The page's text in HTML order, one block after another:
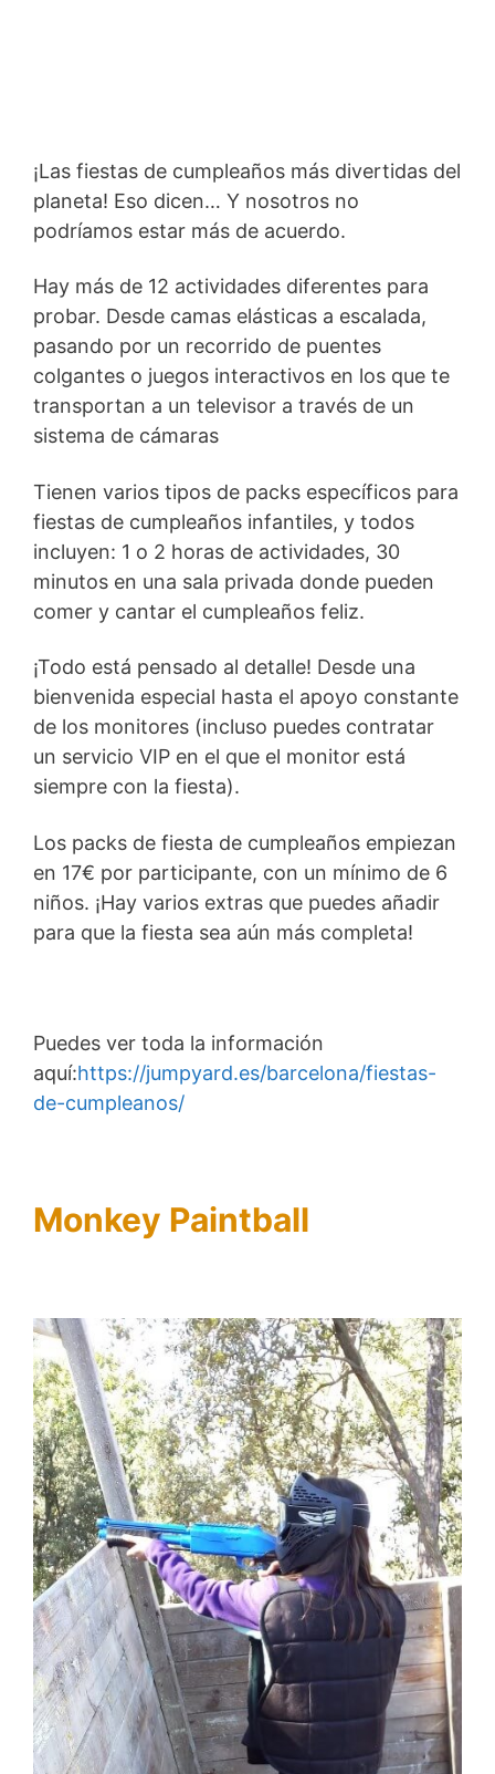
¡Las fiestas de cumpleaños más divertidas del
planeta! Eso dicen… Y nosotros no
podríamos estar más de acuerdo.
Hay más de 12 actividades diferentes para
probar. Desde camas elásticas a escalada,
pasando por un recorrido de puentes
colgantes o juegos interactivos en los que te
transportan a un televisor a través de un
sistema de cámaras
Tienen varios tipos de packs específicos para
fiestas de cumpleaños infantiles, y todos
incluyen: 1 o 2 horas de actividades, 30
minutos en una sala privada donde pueden
comer y cantar el cumpleaños feliz.
¡Todo está pensado al detalle! Desde una
bienvenida especial hasta el apoyo constante
de los monitores (incluso puedes contratar
un servicio VIP en el que el monitor está
siempre con la fiesta).
Los packs de fiesta de cumpleaños empiezan
en 17€ por participante, con un mínimo de 6
niños. ¡Hay varios extras que puedes añadir
para que la fiesta sea aún más completa!
Puedes ver toda la información
aquí:https://jumpyard.es/barcelona/fiestas-
de-cumpleanos/
Monkey Paintball